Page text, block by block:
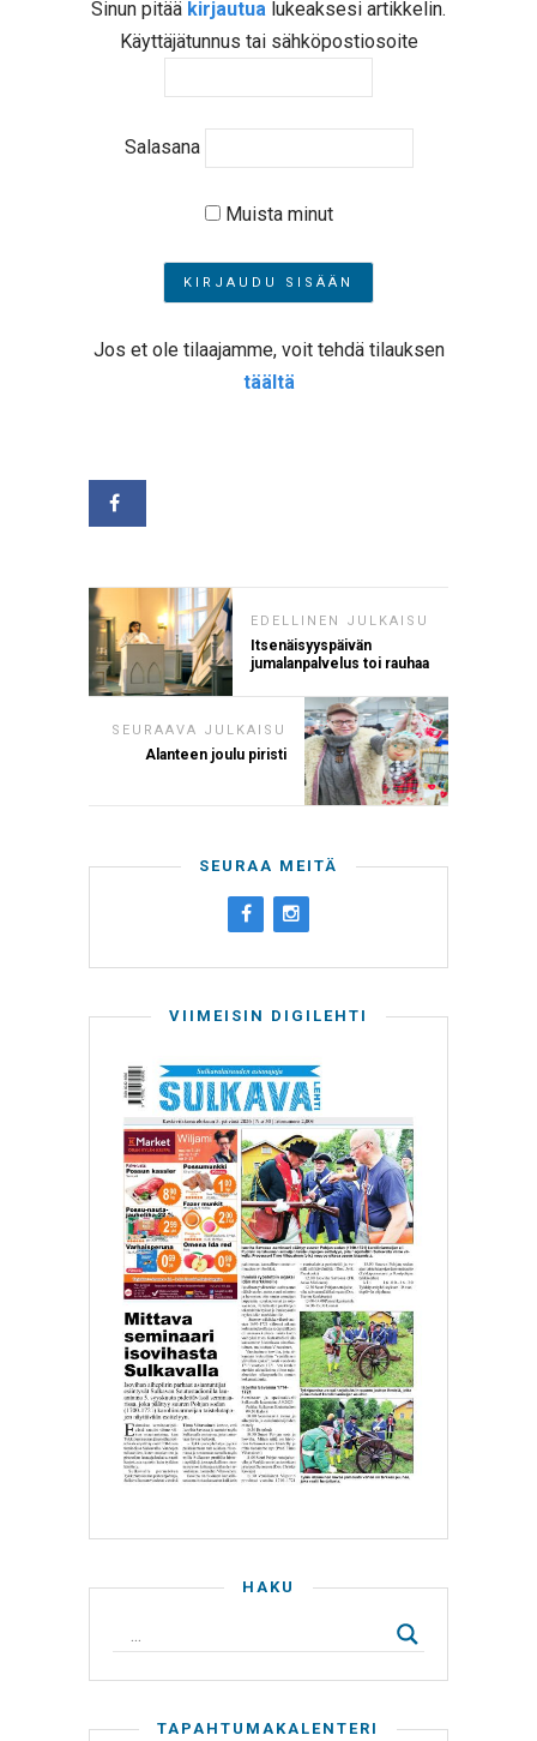
Sinun pitää kirjautua lukeaksesi artikkelin.
Käyttäjätunnus tai sähköpostiosoite
Salasana
Muista minut
Jos et ole tilaajamme, voit tehdä tilauksen
täältä
EDELLINEN JULKAISU
Itsenäisyyspäivän
jumalanpalvelus toi rauhaa
SEURAAVA JULKAISU
Alanteen joulu piristi
SEURAA MEITÄ
VIIMEISIN DIGILEHTI
HAKU
TAPAHTUMAKALENTERI